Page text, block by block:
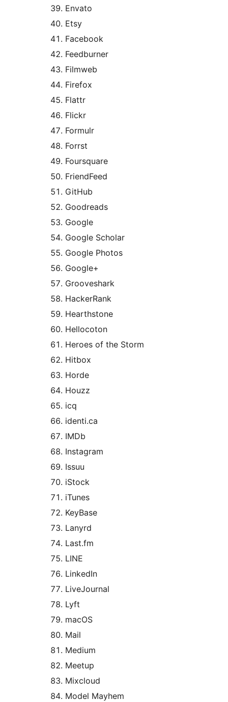
Envato
Etsy
Facebook
Feedburner
Filmweb
Firefox
Flattr
Flickr
Formulr
Forrst
Foursquare
FriendFeed
GitHub
Goodreads
Google
Google Scholar
Google Photos
Google+
Grooveshark
HackerRank
Hearthstone
Hellocoton
Heroes of the Storm
Hitbox
Horde
Houzz
icq
identi.ca
IMDb
Instagram
Issuu
iStock
iTunes
KeyBase
Lanyrd
Last.fm
LINE
LinkedIn
LiveJournal
Lyft
macOS
Mail
Medium
Meetup
Mixcloud
Model Mayhem